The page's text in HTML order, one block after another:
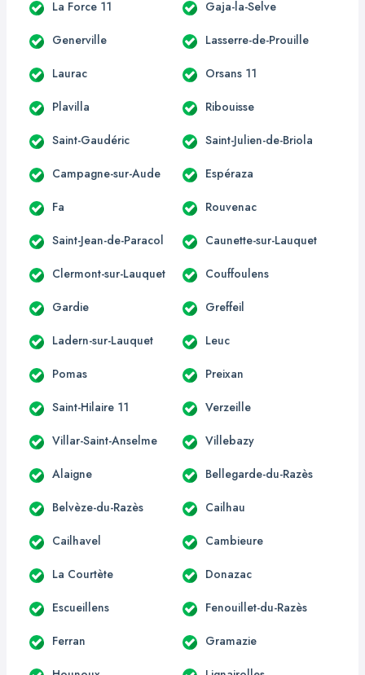
La Force 11 Gaja-la-Selve
Generville Lasserre-de-Prouille
Laurac Orsans 11
Plavilla Ribouisse
Saint-Gaudéric Saint-Julien-de-Briola
Campagne-sur-Aude Espéraza
Fa Rouvenac
Saint-Jean-de-Paracol Caunette-sur-Lauquet
Clermont-sur-Lauquet Couffoulens
Gardie Greffeil
Ladern-sur-Lauquet Leuc
Pomas Preixan
Saint-Hilaire 11 Verzeille
Villar-Saint-Anselme Villebazy
Alaigne Bellegarde-du-Razès
Belvèze-du-Razès Cailhau
Cailhavel Cambieure
La Courtète Donazac
Escueillens Fenouillet-du-Razès
Ferran Gramazie